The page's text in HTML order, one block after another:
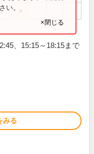
い。
×閉じる
、15:15～18:15まで
みる